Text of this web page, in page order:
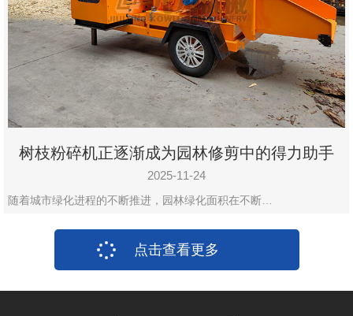
树枝粉碎机正逐渐成为园林修剪中的得力助手
2025-11-24
随着城市绿化进程的不断推进，园林绿化面积在不断…
点击查看更多